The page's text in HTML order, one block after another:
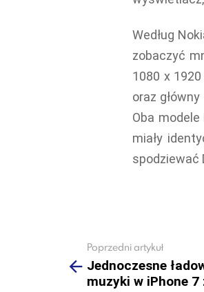
Według
zobaczyć
1080 x
oraz
Oba
miały
spodziewać
more
Poprzedni artykuł
Jednoczesne
muzyki w iPhone